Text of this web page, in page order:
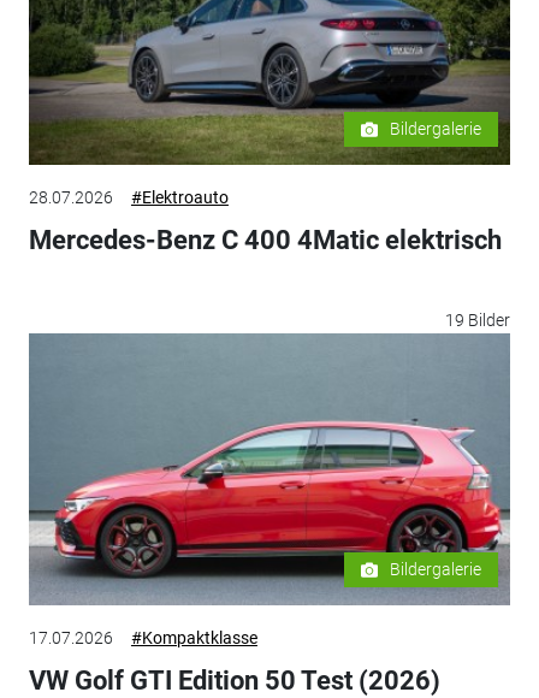
Bildergalerie
28.07.2026 #Elektroauto
Mercedes-Benz C 400 4Matic elektrisch
19 Bilder
Bildergalerie
17.07.2026 #Kompaktklasse
VW Golf GTI Edition 50 Test (2026)